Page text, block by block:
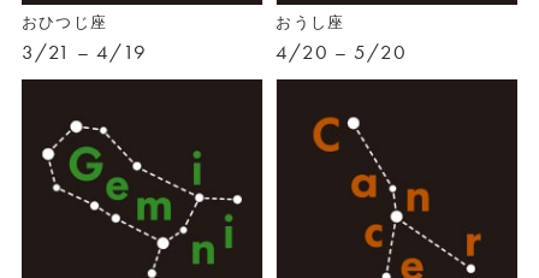
おひつじ座
3/21 – 4/19
おうし座
4/20 – 5/20